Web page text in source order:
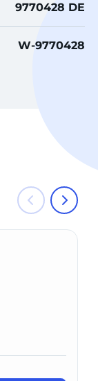
9770428 DE
W-9770428